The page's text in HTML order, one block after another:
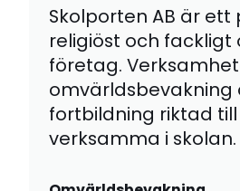
Skolporten AB är ett
religiöst och fackligt
företag.
omvärldsbevakning
fortbildning riktad
verksamma i skolan.